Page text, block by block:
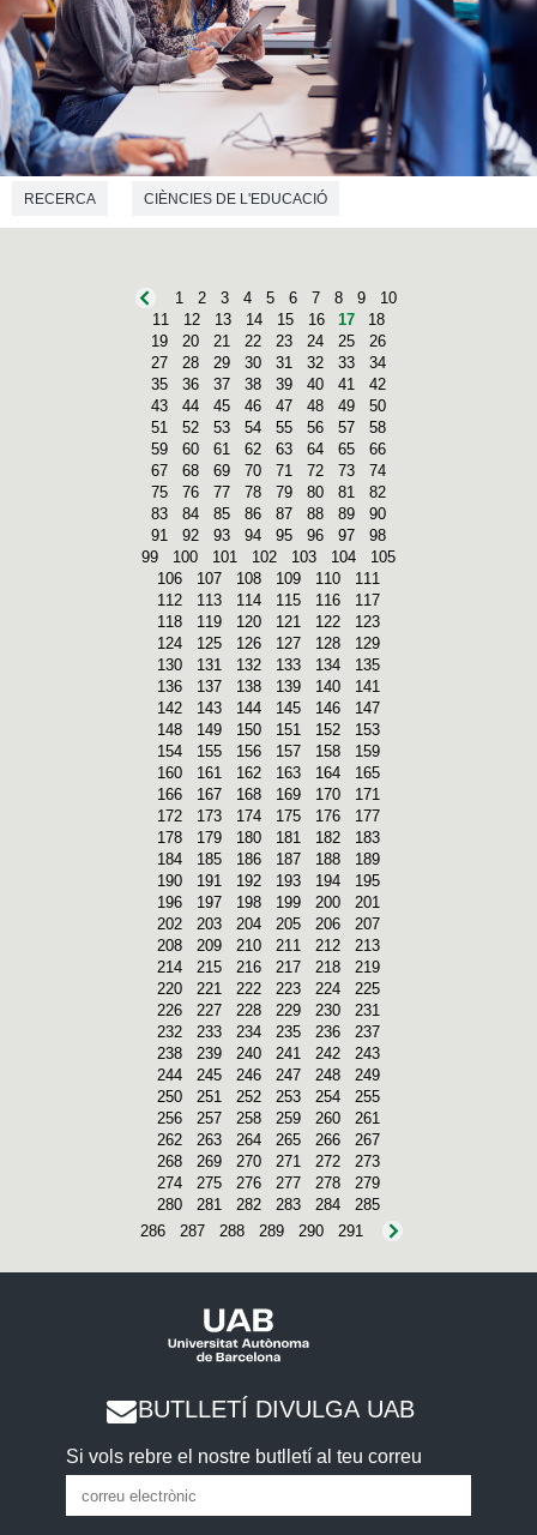
RECERCA CIÈNCIES DE L'EDUCACIÓ
1 2 3 4 5 6 7 8 9
10
11
12 13 14 15 16 17
18
19
20 21 22 23 24 25
26
27
28 29 30 31 32 33
34
35
36 37 38 39 40 41
42
43
44 45 46 47 48 49
50
51
52 53 54 55 56 57
58
59
60 61 62 63 64 65
66
67
68 69 70 71 72 73
74
75
76 77 78 79 80 81
82
83
84 85 86 87 88 89
90
91
92 93 94 95 96 97
98
99
100 101 102 103 104
105
106
107 108 109 110
111
112
113 114 115 116
117
118
119 120 121 122
123
124
125 126 127 128
129
130
131 132 133 134
135
136
137 138 139 140
141
142
143 144 145 146
147
148
149 150 151 152
153
154
155 156 157 158
159
160
161 162 163 164
165
166
167 168 169 170
171
172
173 174 175 176
177
178
179 180 181 182
183
184
185 186 187 188
189
190
191 192 193 194
195
196
197 198 199 200
201
202
203 204 205 206
207
208
209 210 211 212
213
214
215 216 217 218
219
220
221 222 223 224
225
226
227 228 229 230
231
232
233 234 235 236
237
238
239 240 241 242
243
244
245 246 247 248
249
250
251 252 253 254
255
256
257 258 259 260
261
262
263 264 265 266
267
268
269 270 271 272
273
274
275 276 277 278
279
280
281 282 283 284
285
286
287 288 289 290 291
BUTLLETÍ DIVULGA UAB
Si vols rebre el nostre butlletí al teu correu